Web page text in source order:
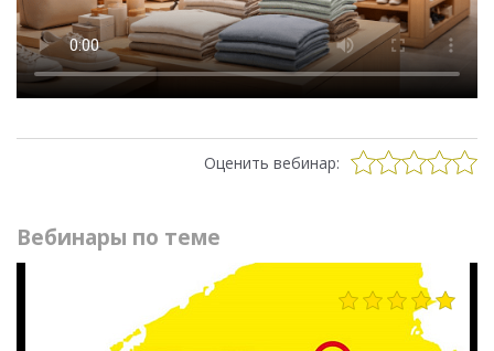
Оценить вебинар:
Вебинары по теме